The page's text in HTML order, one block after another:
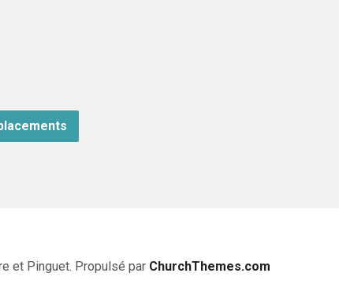
et Pinguet. Propulsé par ChurchThemes.com